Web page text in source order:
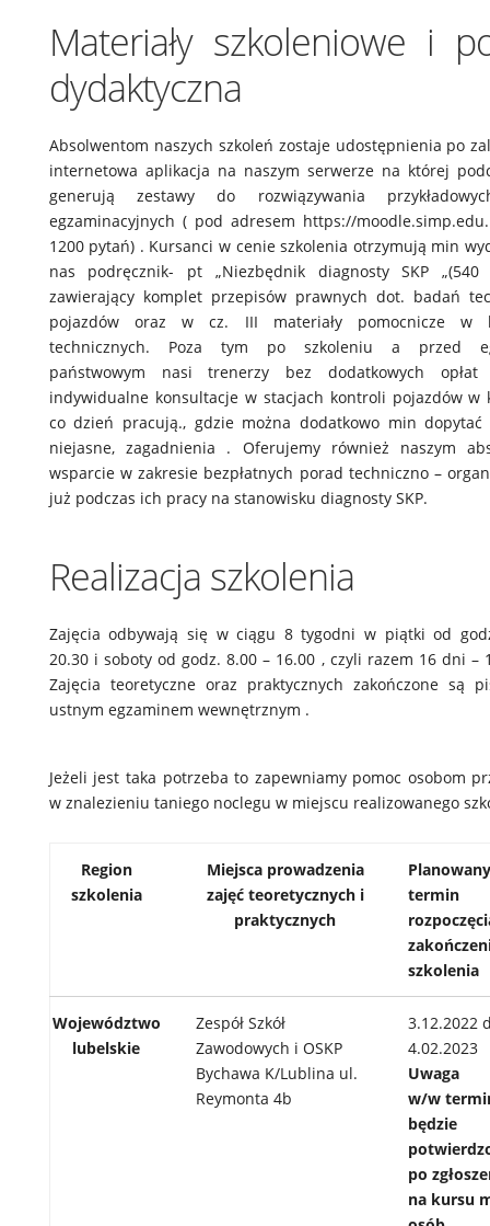
Materiały szkoleniowe i
dydaktyczna
Absolwentom naszych szkoleń zostaje udostępnienia po
internetowa aplikacja na naszym serwerze na której
generują zestawy do rozwiązywania
egzaminacyjnych ( pod adresem https://
1200 pytań) . Kursanci w cenie szkolenia otrzymują min
nas podręcznik- pt „Niezbędnik diagnosty SKP
zawierający komplet przepisów prawnych dot. badań
pojazdów oraz w cz. III materiały pomocnicze w
technicznych. Poza tym po szkoleniu a przed
państwowym nasi trenerzy bez dodatkowych opłat
indywidualne konsultacje w stacjach kontroli pojazdów w
co dzień pracują., gdzie można dodatkowo min
niejasne, zagadnienia . Oferujemy również naszym
wsparcie w zakresie bezpłatnych porad techniczno –
już podczas ich pracy na stanowisku diagnosty SKP.
Realizacja szkolenia
Zajęcia odbywają się w ciągu 8 tygodni w piątki od
20.30 i soboty od godz. 8.00 – 16.00 , czyli razem 16 dni –
Zajęcia teoretyczne oraz praktycznych zakończone są
ustnym egzaminem wewnętrznym .
Jeżeli jest taka potrzeba to zapewniamy pomoc osobom
w znalezieniu taniego noclegu w miejscu realizowanego
Region
szkolenia
Miejsca prowadzenia
zajęć teoretycznych i
praktycznych
Planowany
termin
szkolenia
Województwo
lubelskie
Zespół Szkół
Zawodowych i OSKP
Bychawa K/Lublina ul.
Reymonta 4b
3.12.2022
4.02.2023
Uwaga
w/w
będzie
po
na kursu